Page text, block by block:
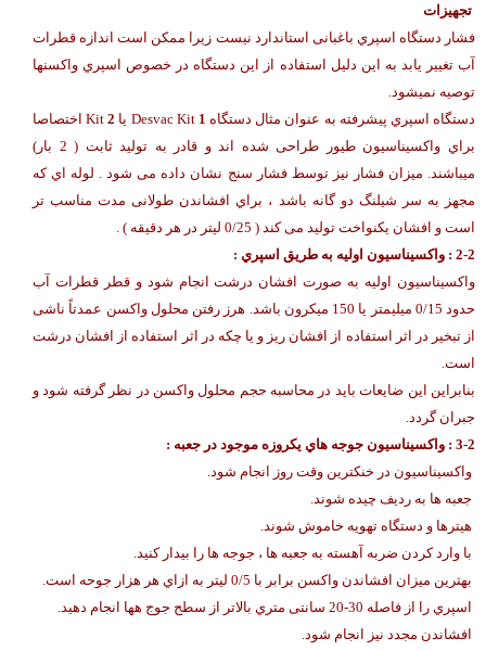
تجهیزات
فشار دستگاه اسپري باغبانی استاندارد نیست زیرا ممکن است اندازه قطرات
آب تغییر یابد به این دلیل استفاده از این دستگاه در خصوص اسپري واکسنها
توصیه نمیشود.
دستگاه اسپري پیشرفته به عنوان مثال دستگاه 1 Desvac Kit یا 2
Kit اختصاصا
براي واکسیناسیون طیور طراحی شده اند و قادر به تولید ثابت ( 2 بار)
میباشند. میزان فشار نیز توسط فشار سنج نشان داده می شود . لوله اي که
مجهز به سر شیلنگ دو گانه باشد ، براي افشاندن طولانی مدت مناسب تر
است و افشان یکنواخت تولید می کند ( 0/25 لیتر در هر دقیقه ) .
2-2 : واکسیناسیون اولیه به طریق اسپري :
واکسیناسیون اولیه به صورت افشان درشت انجام شود و قطر قطرات آب
حدود 0/15 میلیمتر یا 150 میکرون باشد. هرز رفتن محلول واکسن عمدتاً ناشی
از تبخیر در اثر استفاده از افشان ریز و یا چکه در اثر استفاده از افشان درشت
است.
بنابراین این ضایعات باید در محاسبه حجم محلول واکسن در نظر گرفته شود و
جبران گردد.
3-2 : واکسیناسیون جوجه هاي یکروزه موجود در جعبه :
واکسیناسیون در خنکترین وقت روز انجام شود.
جعبه ها به ردیف چیده شوند.
هیترها و دستگاه تهویه خاموش شوند.
با وارد کردن ضربه آهسته به جعبه ها ، جوجه ها را بیدار کنید.
بهترین میزان افشاندن واکسن برابر با 0/5 لیتر به ازاي هر هزار جوحه است.
اسپري را از فاصله 30-20 سانتی متري بالاتر از سطح جوج هها انجام دهید.
افشاندن مجدد نیز انجام شود.